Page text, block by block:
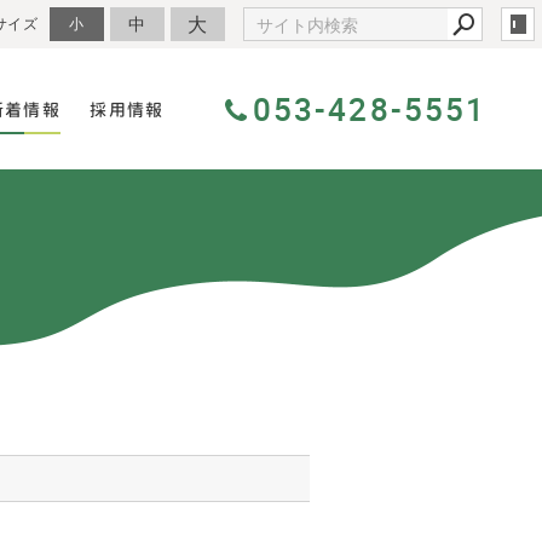
イズ 小 中 大
着情報 採用情報 053-428-5551